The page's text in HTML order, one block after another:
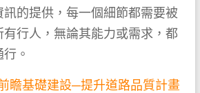
的提供，每一個細節都需要被
行人，無論其能力或需求，都
。
瞻基礎建設─提升道路品質計畫